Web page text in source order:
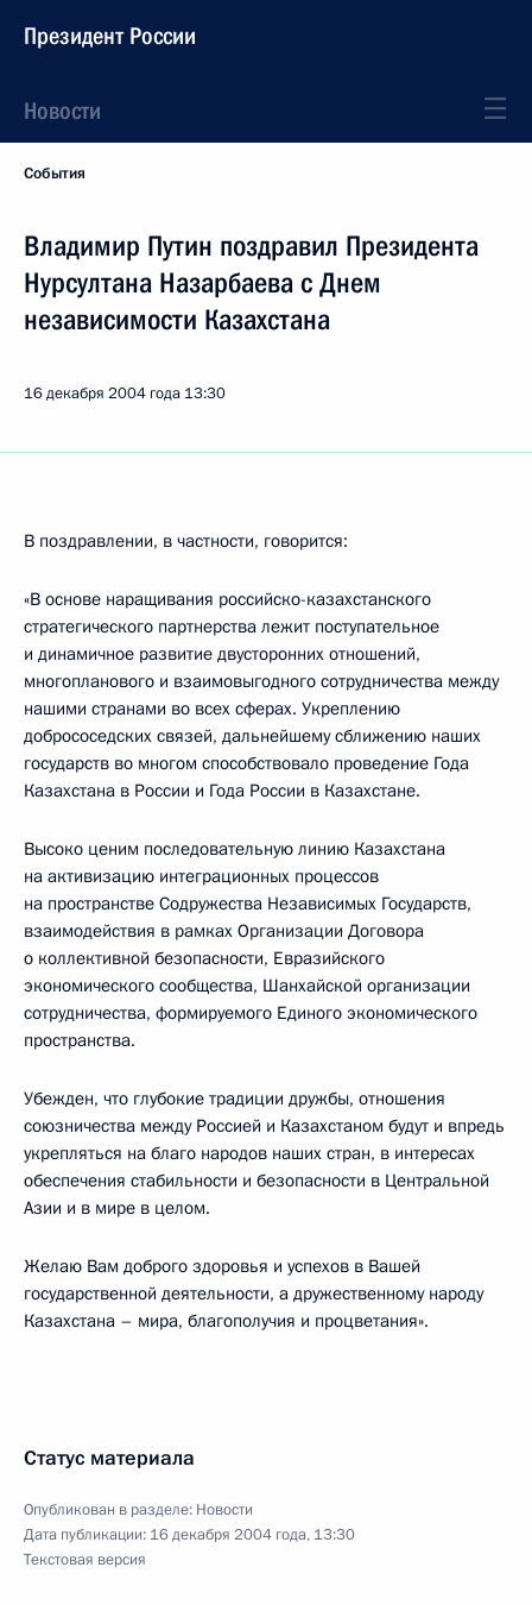
Президент России
Новости
События
Владимир Путин поздравил Президента
Нурсултана Назарбаева с Днем
независимости Казахстана
16 декабря 2004 года 13:30
В поздравлении, в частности, говорится:
«В основе наращивания российско-казахстанского
стратегического партнерства лежит поступательное
и динамичное развитие двусторонних отношений,
многопланового и взаимовыгодного сотрудничества между
нашими странами во всех сферах. Укреплению
добрососедских связей, дальнейшему сближению наших
государств во многом способствовало проведение Года
Казахстана в России и Года России в Казахстане.
Высоко ценим последовательную линию Казахстана
на активизацию интеграционных процессов
на пространстве Содружества Независимых Государств,
взаимодействия в рамках Организации Договора
о коллективной безопасности, Евразийского
экономического сообщества, Шанхайской организации
сотрудничества, формируемого Единого экономического
пространства.
Убежден, что глубокие традиции дружбы, отношения
союзничества между Россией и Казахстаном будут и впредь
укрепляться на благо народов наших стран, в интересах
обеспечения стабильности и безопасности в Центральной
Азии и в мире в целом.
Желаю Вам доброго здоровья и успехов в Вашей
государственной деятельности, а дружественному народу
Казахстана – мира, благополучия и процветания».
Статус материала
Опубликован в разделе: Новости
Дата публикации: 16 декабря 2004 года, 13:30
Текстовая версия